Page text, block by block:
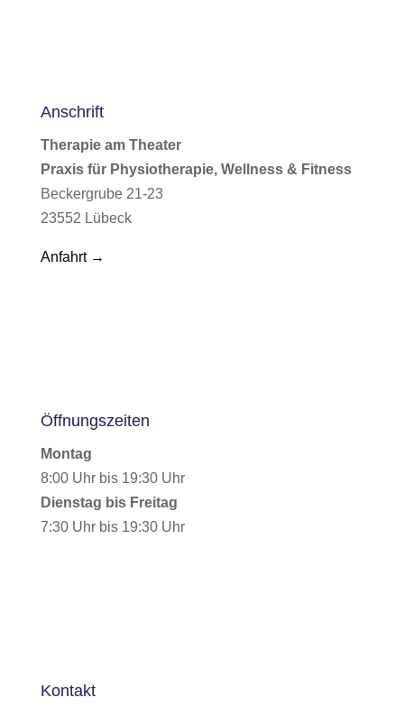
Anschrift
Therapie am Theater
Praxis für Physiotherapie, Wellness & Fitness
Beckergrube 21-23
23552 Lübeck
Anfahrt →
Öffnungszeiten
Montag
8:00 Uhr bis 19:30 Uhr
Dienstag bis Freitag
7:30 Uhr bis 19:30 Uhr
Kontakt